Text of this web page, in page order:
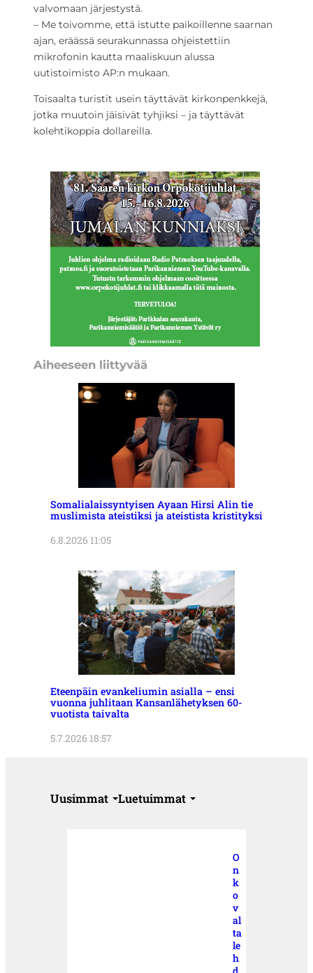
valvomaan järjestystä.
– Me toivomme, että istutte paikoillenne saarnan
ajan, eräässä seurakunnassa ohjeistettiin
mikrofonin kautta maaliskuun alussa
uutistoimisto AP:n mukaan.
Toisaalta turistit usein täyttävät kirkonpenkkejä,
jotka muutoin jäisivät tyhjiksi – ja täyttävät
kolehtikoppia dollareilla.
Aiheeseen liittyvää
Somalialaissyntyisen Ayaan Hirsi Alin tie
muslimista ateistiksi ja ateistista kristityksi
6.8.2026 11:05
Eteenpäin evankeliumin asialla – ensi
vuonna juhlitaan Kansanlähetyksen 60-
vuotista taivalta
5.7.2026 18:57
Uusimmat Luetuimmat
O
n
k
o
v
al
ta
le
h